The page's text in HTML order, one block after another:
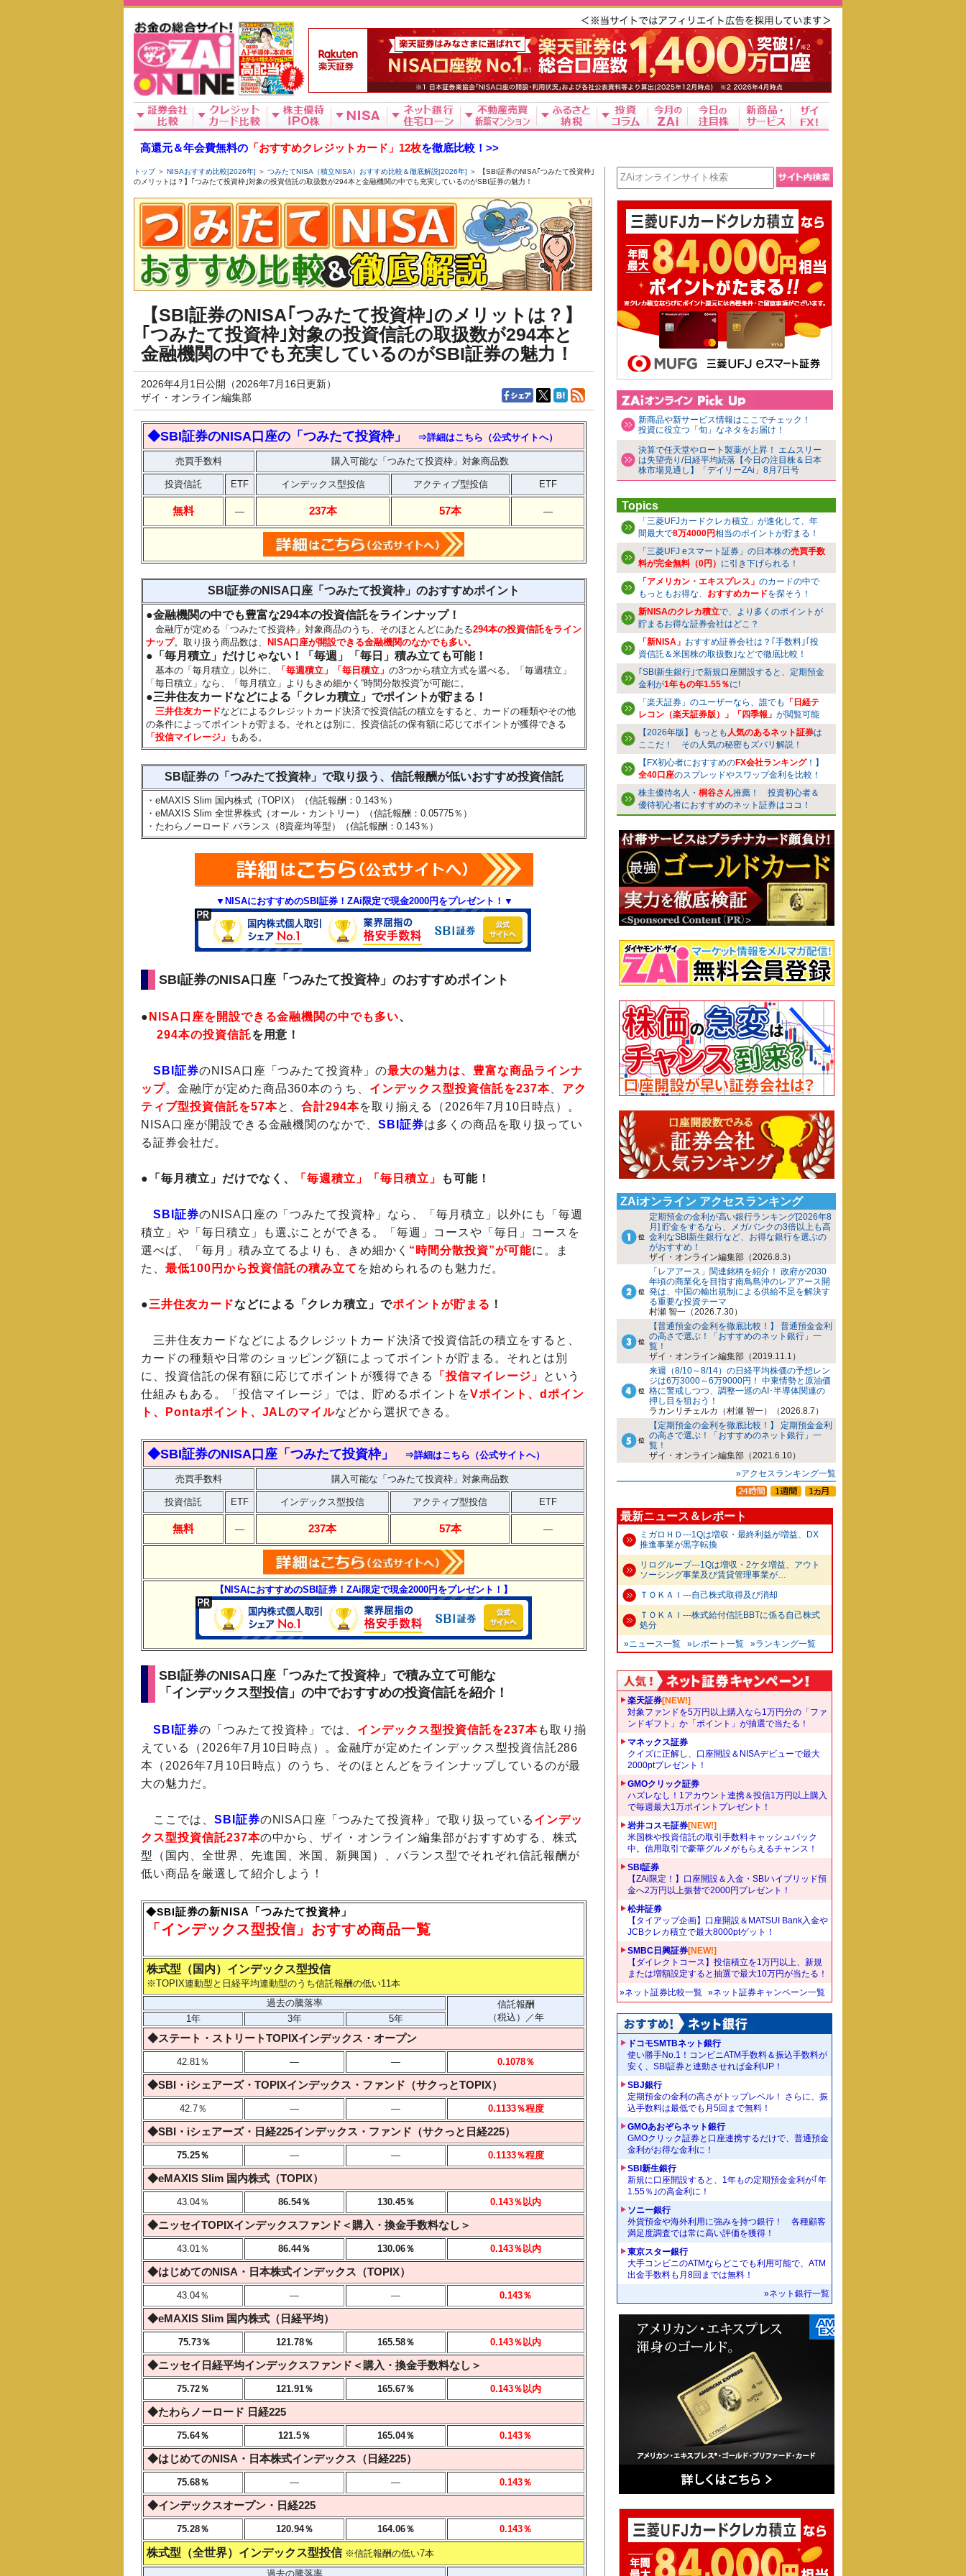
高還元＆年会費無料の 「おすすめクレジットカード」12枚を徹底比較！>>
トップ＞ NISAおすすめ比較[2026年] ＞ つみたてNISA（積立NISA）おすすめ比較＆徹底解説[2026年] ＞ 【SBI証券のNISA｢つみたて投資枠｣
のメリットは？】｢つみたて投資枠｣対象の投資信託の取扱数が294本と金融機関の中でも充実しているのがSBI証券の魅力！
【SBI証券のNISA｢つみたて投資枠｣のメリットは？】
｢つみたて投資枠｣対象の投資信託の取扱数が294本と
金融機関の中でも充実しているのがSBI証券の魅力！
2026年4月1日公開（2026年7月16日更新）
ザイ・オンライン編集部
◆SBI証券のNISA口座の「つみたて投資枠」 ⇒詳細はこちら（公式サイトへ）
売買手数料 購入可能な「つみたて投資枠」対象商品数
投資信託 ETF インデックス型投信 アクティブ型投信 ETF
無料 ― 237本 57本 ―
SBI証券のNISA口座「つみたて投資枠」のおすすめポイント
●金融機関の中でも豊富な294本の投資信託をラインナップ！
金融庁が定める「つみたて投資枠」対象商品のうち、そのほとんどにあたる294本の投資信託をライン
ナップ。取り扱う商品数は、 NISA口座が開設できる金融機関のなかでも多い。
●「毎月積立」だけじゃない！「毎週」「毎日」積み立ても可能！
基本の「毎月積立」以外に、 「毎週積立」 「毎日積立」 の3つから積立方式を選べる。「毎週積立」
「毎日積立」なら、「毎月積立」よりもきめ細かく“時間分散投資”が可能に。
●三井住友カードなどによる「クレカ積立」でポイントが貯まる！
三井住友カードなどによるクレジットカード決済で投資信託の積立をすると、カードの種類やその他
の条件によってポイントが貯まる。それとは別に、投資信託の保有額に応じてポイントが獲得できる
「投信マイレージ」 もある。
SBI証券の「つみたて投資枠」で取り扱う、信託報酬が低いおすすめ投資信託
・eMAXIS Slim 国内株式（TOPIX）（信託報酬： 0.143％）
・eMAXIS Slim 全世界株式（オール・カントリー）（信託報酬： 0.05775％ ）
・たわらノーロード バランス（8資産均等型）（信託報酬： 0.143％）
▼NISAにおすすめのSBI証券！ZAi限定で現金2000円をプレゼント！▼
SBI証券のNISA口座「つみたて投資枠」のおすすめポイント
● NISA口座を開設できる金融機関の中でも多い、
294本の投資信託を用意！
SBI証券のNISA口座「つみたて投資枠」の最大の魅力は、豊富な商品ラインナ
ップ。金融庁が定めた商品360本のうち、 インデックス型投資信託を237本、 アク
ティブ型投資信託を57本と、合計294本を取り揃える（2026年7月10日時点）。
NISA口座が開設できる金融機関のなかで、SBI証券は多くの商品を取り扱ってい
る証券会社だ。
●「毎月積立」だけでなく、 「毎週積立」「毎日積立」 も可能！
SBI証券のNISA口座の「つみたて投資枠」なら、「毎月積立」以外にも「毎週
積立」や「毎日積立」も選ぶことができる。「毎週」コースや「毎日」コースを
選べば、「毎月」積み立てるよりも、きめ細かく “時間分散投資”が可能に。ま
た、 最低100円から投資信託の積み立て を始められるのも魅力だ。
●三井住友カードなどによる「クレカ積立」でポイントが貯まる ！
三井住友カードなどによるクレジットカード決済で投資信託の積立をすると、
カードの種類や日常のショッピング額によってポイントが貯まる。それとは別
に、投資信託の保有額に応じてポイントが獲得できる
「投信マイレージ」
という
仕組みもある。「投信マイレージ」では、貯めるポイントをVポイント、dポイン
ト、Pontaポイント、JALのマイルなどから選択できる。
◆SBI証券のNISA口座「つみたて投資枠」 ⇒詳細はこちら（公式サイトへ）
売買手数料 購入可能な「つみたて投資枠」対象商品数
投資信託 ETF インデックス型投信 アクティブ型投信 ETF
無料 ― 237本 57本 ―
【NISAにおすすめのSBI証券！ZAi限定で現金2000円をプレゼント！】
SBI証券のNISA口座「つみたて投資枠」で積み立て可能な
「インデックス型投信」の中でおすすめの投資信託を紹介！
SBI証券の「つみたて投資枠」では、 インデックス型投資信託を237本も取り揃
えている（2026年7月10日時点）。金融庁が定めたインデックス型投資信託286
本（2026年7月10日時点）のうち、そのほとんどをラインナップしているのが最
大の魅力だ。
ここでは、 SBI証券のNISA口座「つみたて投資枠」で取り扱っている インデッ
クス型投資信託237本の中から、ザイ・オンライン編集部がおすすめする、株式
型（国内、全世界、先進国、米国、新興国）、バランス型でそれぞれ信託報酬が
低い商品を厳選して紹介しよう！
◆SBI証券の新NISA「つみたて投資枠」
「インデックス型投信」おすすめ商品一覧
株式型（国内）インデックス型投信
※TOPIX連動型と日経平均連動型のうち信託報酬の低い11本
過去の騰落率
信託報酬
（税込）／年
1年 3年 5年
◆ステート・ストリートTOPIXインデックス・オープン
42.81％ ― ― 0.1078％
◆SBI・iシェアーズ・TOPIXインデックス・ファンド（サクっとTOPIX）
42.7％ ― ― 0.1133％程度
◆SBI・iシェアーズ・日経225インデックス・ファンド（サクっと日経225）
75.25％ ― ― 0.1133％程度
◆eMAXIS Slim 国内株式（TOPIX）
43.04％ 86.54％ 130.45％ 0.143％以内
◆ニッセイTOPIXインデックスファンド＜購入・換金手数料なし＞
43.01％ 86.44％ 130.06％ 0.143％以内
◆はじめてのNISA・日本株式インデックス（TOPIX）
43.04％ ― ― 0.143％
◆eMAXIS Slim 国内株式（日経平均）
75.73％ 121.78％ 165.58％ 0.143％以内
◆ニッセイ日経平均インデックスファンド＜購入・換金手数料なし＞
75.72％ 121.91％ 165.67％ 0.143％以内
◆たわらノーロード 日経225
75.64％ 121.5％ 165.04％ 0.143％
◆はじめてのNISA・日本株式インデックス（日経225）
75.68％ ― ― 0.143％
◆インデックスオープン・日経225
75.28％ 120.94％ 164.06％ 0.143％
株式型（全世界）インデックス型投信 ※信託報酬の低い7本
過去の騰落率
新商品や新サービス情報はここでチェック！
投資に役立つ「旬」なネタをお届け！
決算で任天堂やロート製薬が上昇！ エムスリー
は失望売り/日経平均続落【今日の注目株＆日本
株市場見通し】「デイリーZAi」8月7日号
Topics
「三菱UFJカードクレカ積立」が進化して、年
間最大で8万4000円相当のポイントが貯まる！
「三菱UFJ eスマート証券」の日本株の売買手数
料が完全無料（0円） に引き下げられる！
「アメリカン・エキスプレス」 のカードの中で
もっともお得な、 おすすめカードを探そう！
新NISAのクレカ積立で、より多くのポイントが
貯まるお得な証券会社はどこ？
「新NISA」 おすすめ証券会社は？｢手数料｣｢投
資信託＆米国株の取扱数｣などで徹底比較！
｢SBI新生銀行｣で新規口座開設すると、定期預金
金利が1年もの年1.55％に!
「楽天証券」のユーザーなら、誰でも
「日経テ
レコン（楽天証券版）」「四季報」 が閲覧可能
【2026年版】もっとも 人気のあるネット証券は
ここだ！ その人気の秘密もズバリ解説！
【FX初心者におすすめのFX会社ランキング！】
全40口座のスプレッドやスワップ金利を比較！
株主優待名人・ 桐谷さん推薦！ 投資初心者＆
優待初心者におすすめのネット証券はココ！
ZAiオンライン アクセスランキング
定期預金の金利が高い銀行ランキング[2026年8
月] 貯金をするなら、メガバンクの3倍以上も高
金利なSBI新生銀行など、お得な銀行を選ぶの
がおすすめ！
ザイ・オンライン編集部（2026.8.3）
「レアアース」関連銘柄を紹介！ 政府が2030
年頃の商業化を目指す南鳥島沖のレアアース開
発は、中国の輸出規制による供給不足を解決す
る重要な投資テーマ
村瀬 智一（2026.7.30）
【普通預金の金利を徹底比較！】 普通預金金利
の高さで選ぶ！「おすすめのネット銀行」一
覧！
ザイ・オンライン編集部（2019.11.1）
来週（8/10～8/14）の日経平均株価の予想レン
ジは6万3000～6万9000円！ 中東情勢と原油価
格に警戒しつつ、調整一巡のAI･半導体関連の
押し目を狙おう！
ラカンリチェルカ（村瀬 智一）（2026.8.7）
【定期預金の金利を徹底比較！】 定期預金金利
の高さで選ぶ！「おすすめのネット銀行」一
覧！
ザイ・オンライン編集部（2021.6.10）
»アクセスランキング一覧
最新ニュース＆レポート
ミガロＨＤ---1Qは増収・最終利益が増益、DX
推進事業が黒字転換
リログループ---1Qは増収・2ケタ増益、アウト
ソーシング事業及び賃貸管理事業が…
ＴＯＫＡＩ---自己株式取得及び消却
ＴＯＫＡＩ---株式給付信託BBTに係る自己株式
処分
»ニュース一覧
»レポート一覧 »ランキング一覧
楽天証券[NEW!]
対象ファンドを5万円以上購入なら1万円分の「ファ
ンドギフト」か「ポイント」が抽選で当たる！
マネックス証券
クイズに正解し、口座開設＆NISAデビューで最大
2000ptプレゼント！
GMOクリック証券
ハズレなし！1アカウント連携＆投信1万円以上購入
で毎週最大1万ポイントプレゼント！
岩井コスモ証券[NEW!]
米国株や投資信託の取引手数料キャッシュバック
中。信用取引で豪華グルメがもらえるチャンス！
SBI証券
【ZAi限定！】口座開設＆入金・SBIハイブリッド預
金へ2万円以上振替で2000円プレゼント！
松井証券
【タイアップ企画】口座開設＆MATSUI Bank入金や
JCBクレカ積立で最大8000ptゲット！
SMBC日興証券[NEW!]
【ダイレクトコース】投信積立を1万円以上、新規
または増額設定すると抽選で最大10万円が当たる！
»ネット証券比較一覧 »ネット証券キャンペーン一覧
ドコモSMTBネット銀行
使い勝手No.1！コンビニATM手数料＆振込手数料が
安く、SBI証券と連動させれば金利UP！
SBJ銀行
定期預金の金利の高さがトップレベル！ さらに、振
込手数料は最低でも月5回まで無料！
GMOあおぞらネット銀行
GMOクリック証券と口座連携するだけで、普通預金
金利がお得な金利に！
SBI新生銀行
新規に口座開設すると、1年もの定期預金金利が｢年
1.55％｣の高金利に！
ソニー銀行
外貨預金や海外利用に強みを持つ銀行！ 各種顧客
満足度調査では常に高い評価を獲得！
東京スター銀行
大手コンビニのATMならどこでも利用可能で、ATM
出金手数料も月8回までは無料！
»ネット銀行一覧